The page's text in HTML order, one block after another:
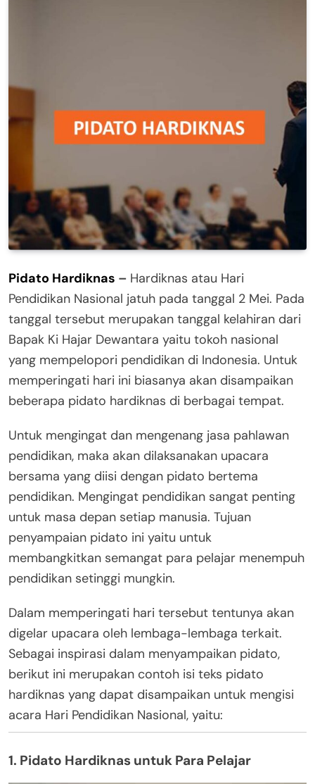
Pidato Hardiknas – Hardiknas atau Hari
Pendidikan Nasional jatuh pada tanggal 2 Mei. Pada
tanggal tersebut merupakan tanggal kelahiran dari
Bapak Ki Hajar Dewantara yaitu tokoh nasional
yang mempelopori pendidikan di Indonesia. Untuk
memperingati hari ini biasanya akan disampaikan
beberapa pidato hardiknas di berbagai tempat.
Untuk mengingat dan mengenang jasa pahlawan
pendidikan, maka akan dilaksanakan upacara
bersama yang diisi dengan pidato bertema
pendidikan. Mengingat pendidikan sangat penting
untuk masa depan setiap manusia. Tujuan
penyampaian pidato ini yaitu untuk
membangkitkan semangat para pelajar menempuh
pendidikan setinggi mungkin.
Dalam memperingati hari tersebut tentunya akan
digelar upacara oleh lembaga-lembaga terkait.
Sebagai inspirasi dalam menyampaikan pidato,
berikut ini merupakan contoh isi teks pidato
hardiknas yang dapat disampaikan untuk mengisi
acara Hari Pendidikan Nasional, yaitu:
1. Pidato Hardiknas untuk Para Pelajar